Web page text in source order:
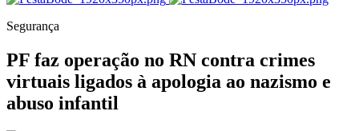
Segurança
PF faz operação no RN contra crimes
virtuais ligados à apologia ao nazismo e
abuso infantil